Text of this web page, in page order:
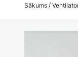
Sākums